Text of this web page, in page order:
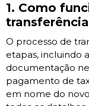
1. Como
O processo de
etapas, incluindo
documentação
pagamento de
em nome do